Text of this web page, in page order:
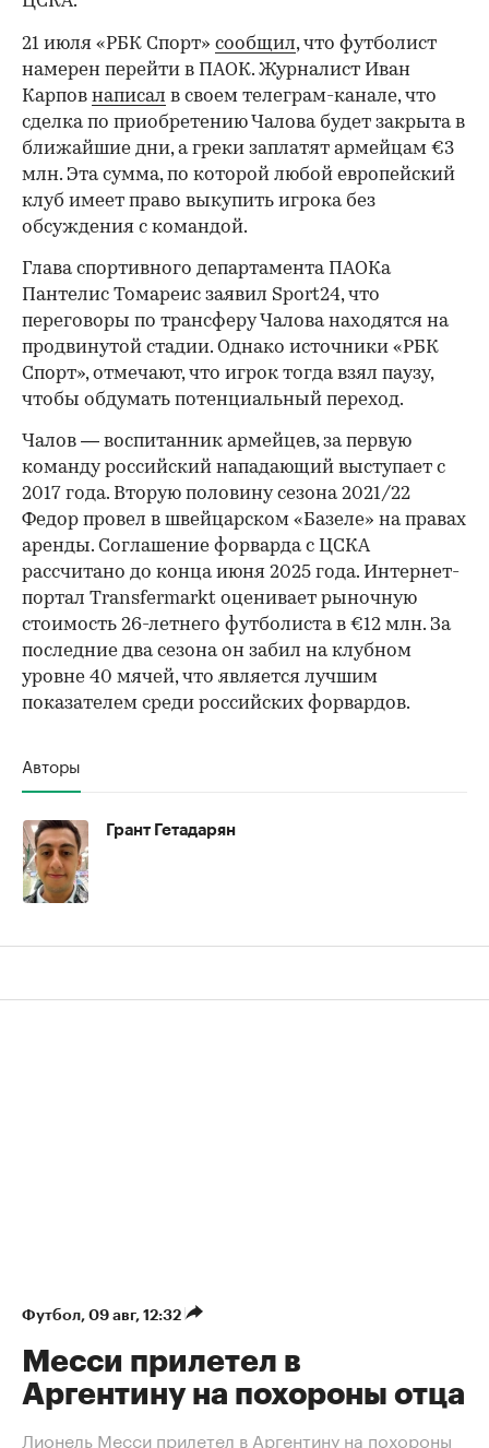
21 июля «РБК Спорт» сообщил, что футболист
намерен перейти в ПАОК. Журналист Иван
Карпов написал в своем телеграм-канале, что
сделка по приобретению Чалова будет закрыта в
ближайшие дни, а греки заплатят армейцам €3
млн. Эта сумма, по которой любой европейский
клуб имеет право выкупить игрока без
обсуждения с командой.
Глава спортивного департамента ПАОКа
Пантелис Томареис заявил Sport24, что
переговоры по трансферу Чалова находятся на
продвинутой стадии. Однако источники «РБК
Спорт», отмечают, что игрок тогда взял паузу,
чтобы обдумать потенциальный переход.
Чалов — воспитанник армейцев, за первую
команду российский нападающий выступает с
2017 года. Вторую половину сезона 2021/22
Федор провел в швейцарском «Базеле» на правах
аренды. Соглашение форварда с ЦСКА
рассчитано до конца июня 2025 года. Интернет-
портал Transfermarkt оценивает рыночную
стоимость 26-летнего футболиста в €12 млн. За
последние два сезона он забил на клубном
уровне 40 мячей, что является лучшим
показателем среди российских форвардов.
Авторы
Грант Гетадарян
Футбол⁠, 09 авг, 12:32
Месси прилетел в
Аргентину на похороны отца
Лионель Месси прилетел в Аргентину на похороны